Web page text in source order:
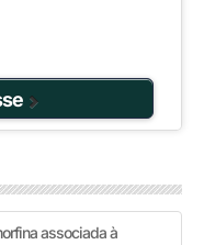
associada à